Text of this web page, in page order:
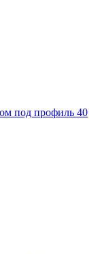
под профиль 40